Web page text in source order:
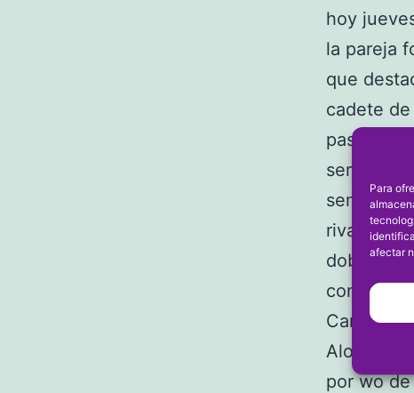
Para
afectar
hoy
la pareja
que
cadete
pasado
serie
rivales al
dobles 6/
contra
Carbonell
Alonso-
por wo